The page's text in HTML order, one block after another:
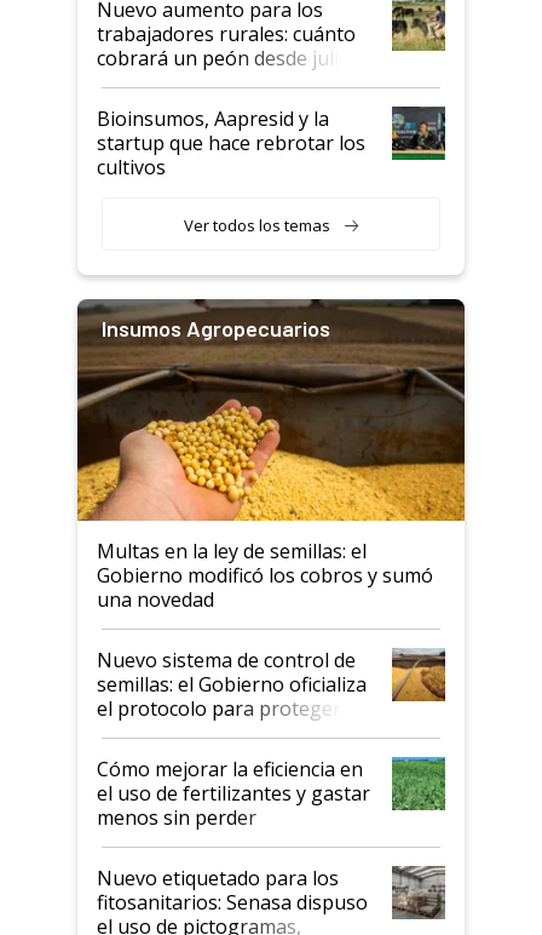
Nuevo aumento para los
trabajadores rurales: cuánto
cobrará un peón desde julio
Bioinsumos, Aapresid y la
startup que hace rebrotar los
cultivos
Ver todos los temas
Insumos Agropecuarios
Multas en la ley de semillas: el
Gobierno modificó los cobros y sumó
una novedad
Nuevo sistema de control de
semillas: el Gobierno oficializa
el protocolo para proteger la
propiedad intelectual
Cómo mejorar la eficiencia en
el uso de fertilizantes y gastar
menos sin perder
productividad en la campaña
fina
Nuevo etiquetado para los
fitosanitarios: Senasa dispuso
el uso de pictogramas,